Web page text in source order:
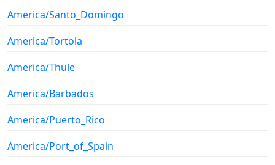
America/Santo_Domingo
America/Tortola
America/Thule
America/Barbados
America/Puerto_Rico
America/Port_of_Spain